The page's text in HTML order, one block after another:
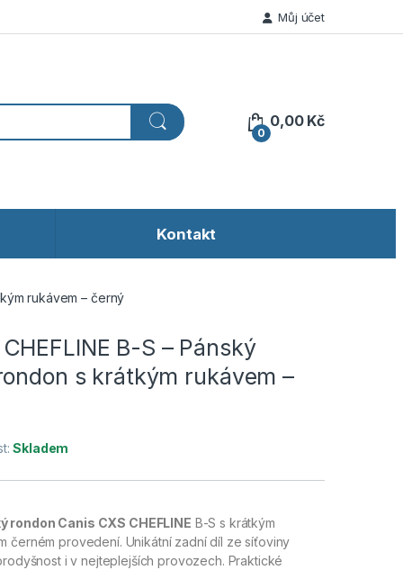
Můj účet
0
0,00 Kč
Kontakt
rukávem – černý
B-S – Pánský
s krátkým rukávem –
Skladem
rondon Canis CXS CHEFLINE B-S s krátkým
černém provedení. Unikátní zadní díl ze síťoviny
i v nejteplejších provozech. Praktické